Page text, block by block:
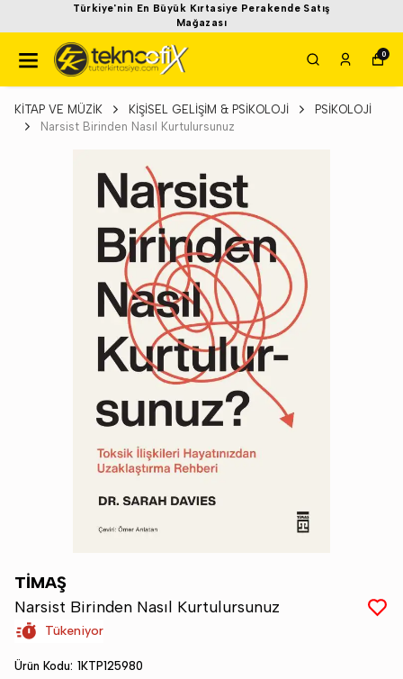
Türkiye'nin En Büyük Kırtasiye Perakende Satış
Mağazası
0
KİTAP VE MÜZİK KİŞİSEL GELİŞİM & PSİKOLOJİ
PSİKOLOJİ
Narsist Birinden Nasıl Kurtulursunuz
TİMAŞ
Narsist Birinden Nasıl Kurtulursunuz
Tükeniyor
Ürün Kodu: 1KTP125980